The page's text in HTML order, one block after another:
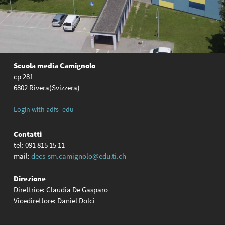
Scuola media Camignolo
cp 281
6802 Rivera(Svizzera)
Login with adfs_edu
Contatti
tel: 091 815 15 11
mail: decs-sm.camignolo@edu.ti.ch
Direzione
Direttrice: Claudia De Gasparo
Vicedirettore: Daniel Dolci